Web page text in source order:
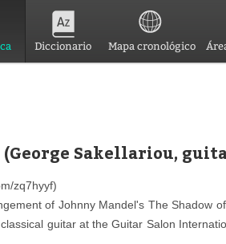
Diccionario Mapa cronológico
(George Sakellariou,
zq7hyyf)
of Johnny Mandel's The Shadow
guitar at the Guitar Salon